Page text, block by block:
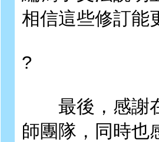
相信這些修訂能
?
最後，感謝在
師團隊，同時也